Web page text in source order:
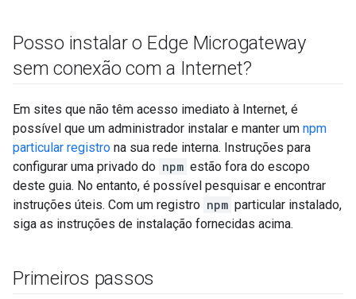
Posso instalar o Edge Microgateway
sem conexão com a Internet?
Em sites que não têm acesso imediato à Internet, é
possível que um administrador instalar e manter um npm
particular registro na sua rede interna. Instruções para
configurar uma privado do npm estão fora do escopo
deste guia. No entanto, é possível pesquisar e encontrar
instruções úteis. Com um registro npm particular instalado,
siga as instruções de instalação fornecidas acima.
Primeiros passos